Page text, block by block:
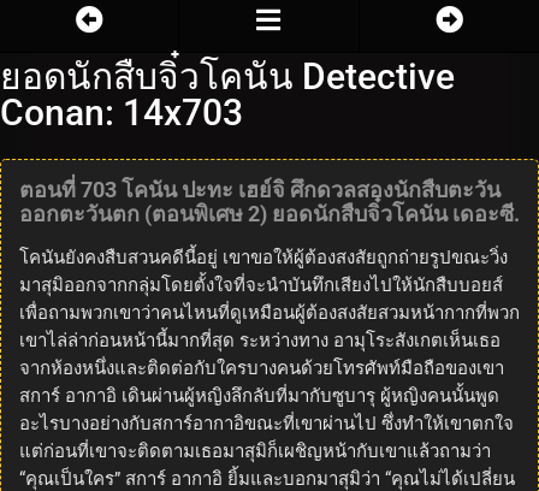
ยอดนักสืบจิ๋วโคนัน Detective
Conan: 14x703
ตอนที่ 703 โคนัน ปะทะ เฮย์จิ ศึกดวลสองนักสืบตะวัน
ออกตะวันตก (ตอนพิเศษ 2) ยอดนักสืบจิ๋วโคนัน เดอะซี.
โคนันยังคงสืบสวนคดีนี้อยู่ เขาขอให้ผู้ต้องสงสัยถูกถ่ายรูปขณะวิ่ง
มาสุมิออกจากกลุ่มโดยตั้งใจที่จะนำบันทึกเสียงไปให้นักสืบบอยส์
เพื่อถามพวกเขาว่าคนไหนที่ดูเหมือนผู้ต้องสงสัยสวมหน้ากากที่พวก
เขาไล่ล่าก่อนหน้านี้มากที่สุด ระหว่างทาง อามุโระสังเกตเห็นเธอ
จากห้องหนึ่งและติดต่อกับใครบางคนด้วยโทรศัพท์มือถือของเขา
สการ์ อากาอิ เดินผ่านผู้หญิงลึกลับที่มากับซูบารุ ผู้หญิงคนนั้นพูด
อะไรบางอย่างกับสการ์อากาอิขณะที่เขาผ่านไป ซึ่งทำให้เขาตกใจ
แต่ก่อนที่เขาจะติดตามเธอมาสุมิก็เผชิญหน้ากับเขาแล้วถามว่า
“คุณเป็นใคร” สการ์ อากาอิ ยิ้มและบอกมาสุมิว่า “คุณไม่ได้เปลี่ยน